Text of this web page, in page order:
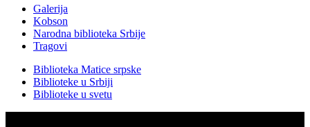
Galerija
Kobson
Narodna biblioteka Srbije
Tragovi
Biblioteka Matice srpske
Biblioteke u Srbiji
Biblioteke u svetu